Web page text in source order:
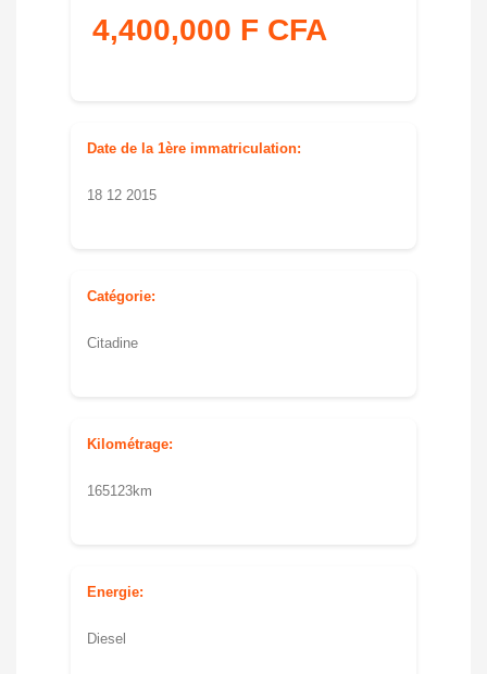
4,400,000 F CFA
Date de la 1ère immatriculation:
18 12 2015
Catégorie:
Citadine
Kilométrage:
165123km
Energie:
Diesel